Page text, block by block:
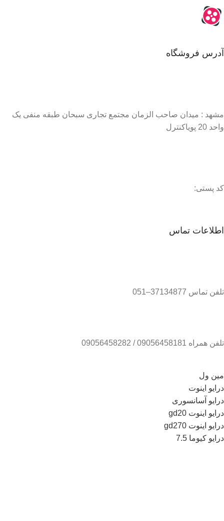
آدرس فروشگاه
مشهد : میدان صاحب الزمان مجتمع تجاری سبحان طبقه منفی یک
واحد 20 پویاکنترل
کد پستی:
اطلاعات تماس
تلفن تماس 37134877–051
تلفن همراه 09056458181 / 09056458282
مین ول
درایو اینوت
درایو آسانسوری
درایو اینوت gd20
درایو اینوت gd270
درایو کیوما 7.5